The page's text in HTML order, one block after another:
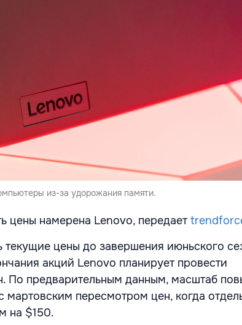
из-за удорожания памяти.
цены намерена Lenovo, передает
цены до завершения июньского
акций Lenovo планирует провести
По предварительным данным, масштаб
мартовским пересмотром цен, когда
на $150.